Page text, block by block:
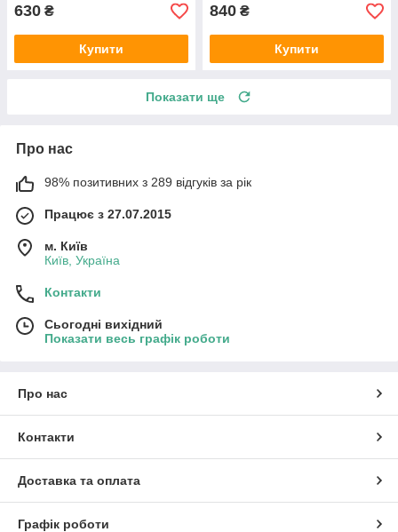
630 ₴
Купити
840 ₴
Купити
Показати ще
Про нас
98% позитивних з 289 відгуків за рік
Працює з 27.07.2015
м. Київ
Київ, Україна
Контакти
Сьогодні вихідний
Показати весь графік роботи
Про нас
Контакти
Доставка та оплата
Графік роботи